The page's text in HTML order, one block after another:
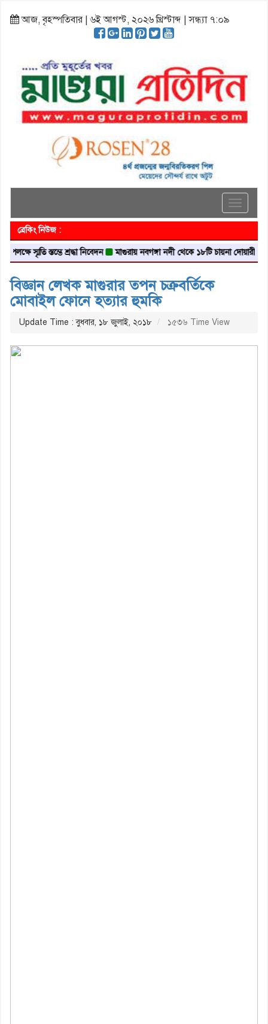
আজ, বৃহস্পতিবার | ৬ই আগস্ট, ২০২৬ খ্রিস্টাব্দ | সন্ধ্যা ৭:০৯
Toggle
ব্রেকিং নিউজ :
স্তম্ভে শ্রদ্ধা নিবেদন মাগুরায় নবগঙ্গা নদী থেকে ১৮টি চায়না দোয়ারী জাল জব্দ
বিজ্ঞান লেখক মাগুরার তপন চক্রবর্তিকে
মোবাইল ফোনে হত্যার হুমকি
Update Time : বুধবার, ১৮ জুলাই, ২০১৮ ১৫৩৬ Time View